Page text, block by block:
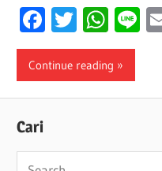
Facebook
Twitter
Continue reading
Cari
Search